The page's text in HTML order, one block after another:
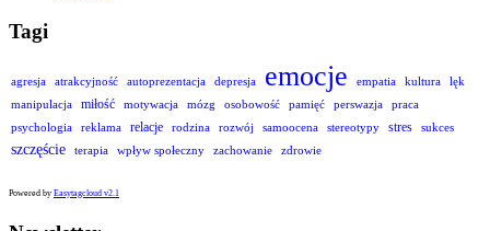
Tagi
agresja atrakcyjność autoprezentacja depresja emocje empatia kultura
lęk
manipulacja
miłość motywacja mózg osobowość pamięć perswazja
praca
psychologia
reklama relacje rodzina rozwój samoocena stereotypy stres sukces
szczęście terapia wpływ społeczny zachowanie zdrowie
Powered by Easytagcloud v2.1